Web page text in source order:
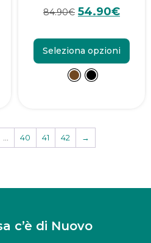
84.90€ 54.90€
Seleziona opzioni
40 41 42 →
c’è di Nuovo